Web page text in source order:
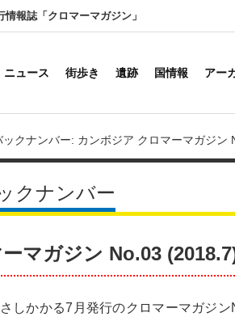
報誌「クロマーマガジン」
ニュース 街歩き 遺跡 国情報 アー
ックナンバー: カンボジア クロマーマガジン
クナンバー
マガジン No.03
しかかる7月発行のクロマーマガジ